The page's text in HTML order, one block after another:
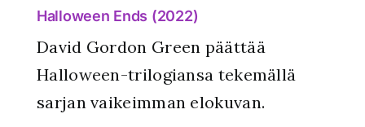
Halloween Ends (2022)
David Gordon Green päättää
Halloween-trilogiansa tekemällä
sarjan vaikeimman elokuvan.